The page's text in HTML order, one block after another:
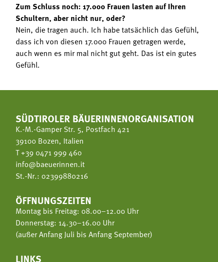
Zum Schluss noch: 17.000 Frauen lasten auf Ihren
Schultern, aber nicht nur, oder?
Nein, die tragen auch. Ich habe tatsächlich das Gefühl,
dass ich von diesen 17.000 Frauen getragen werde,
auch wenn es mir mal nicht gut geht. Das ist ein gutes
Gefühl.
SÜDTIROLER BÄUERINNENORGANISATION
K.-M.-Gamper Str. 5, Postfach 421
39100 Bozen, Italien
T+39 0471 999 460
info@baeuerinnen.it
St.-Nr.: 02399880216
ÖFFNUNGSZEITEN
Montag bis Freitag: 08.00–12.00 Uhr
Donnerstag: 14.30–16.00 Uhr
(außer Anfang Juli bis Anfang September)
LINKS